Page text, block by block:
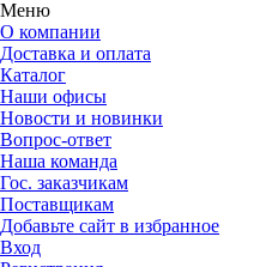
Меню
О компании
Доставка и оплата
Каталог
Наши офисы
Новости и новинки
Вопрос-ответ
Наша команда
Гос. заказчикам
Поставщикам
Добавьте сайт в избранное
Вход